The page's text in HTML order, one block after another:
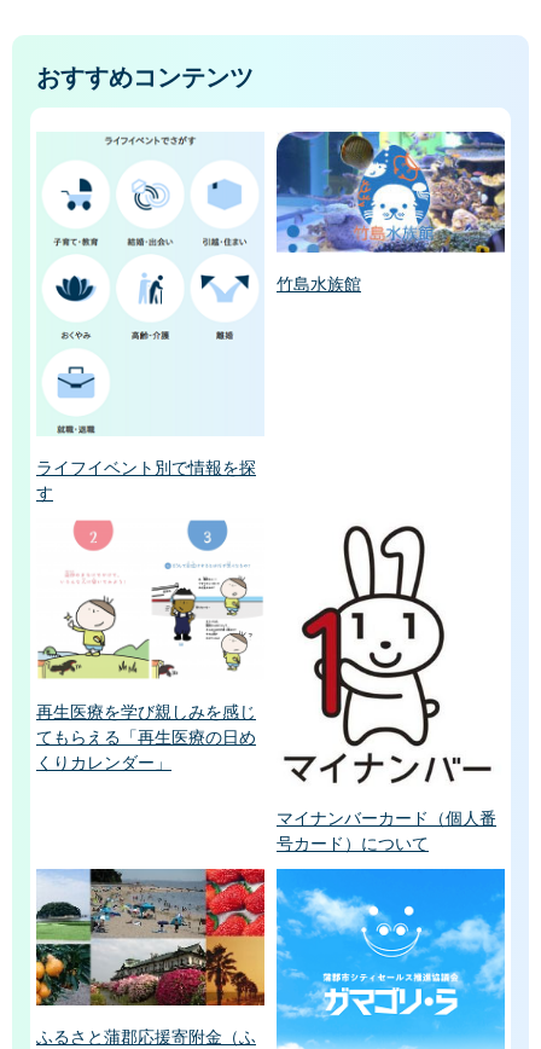
おすすめコンテンツ
ライフイベント別で情報を探
す
竹島水族館
再生医療を学び親しみを感じ
てもらえる「再生医療の日め
くりカレンダー」
マイナンバーカード（個人番
号カード）について
ふるさと蒲郡応援寄附金（ふ